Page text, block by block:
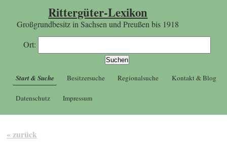
Rittergüter-Lexikon
Großgrundbesitz in Sachsen und Preußen bis 1918
Ort:
Start & Suche Besitzersuche Regionalsuche Kontakt & Blog
Datenschutz Impressum
« zurück